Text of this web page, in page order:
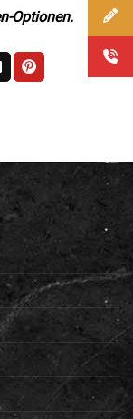
Optionen.